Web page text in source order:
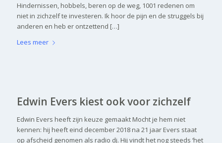
Hindernissen, hobbels, beren op de weg, 1001 redenen om
niet in zichzelf te investeren. Ik hoor de pijn en de struggels bij
anderen en heb er ontzettend […]
Lees meer
Edwin Evers kiest ook voor zichzelf
Edwin Evers heeft zijn keuze gemaakt Mocht je hem niet
kennen: hij heeft eind december 2018 na 21 jaar Evers staat
op afscheid genomen als radio dj. Hij vindt het nog steeds ‘het